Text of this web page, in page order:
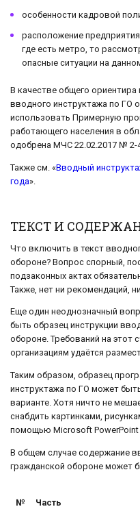
особенности кадровой
расположение
где есть метро, то
опасные ситуации на
В качестве общего
вводного инструктажа по ГО
использовать Примерную
работающего населения в
одобрена МЧС 22.02.2017 № 2-
Также см. «Вводный
года».
ТЕКСТ И
Что включить в текст
обороне? Вопрос спорный,
подзаконных актах
Также, нет ни рекомендаций,
Еще один неоднозначный
быть образец инструкции
обороне. Требований на этот
организациям удаётся
Таким образом, образец
инструктажа по ГО может
варианте. Хотя ничто не
снабдить картинками,
помощью Microsoft
В общем случае содержание
гражданской обороне может
№ Часть